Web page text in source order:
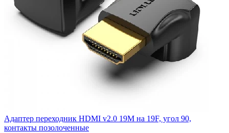
Адаптер переходник HDMI v2.0 19M на 19F, угол 90,
контакты позолоченные